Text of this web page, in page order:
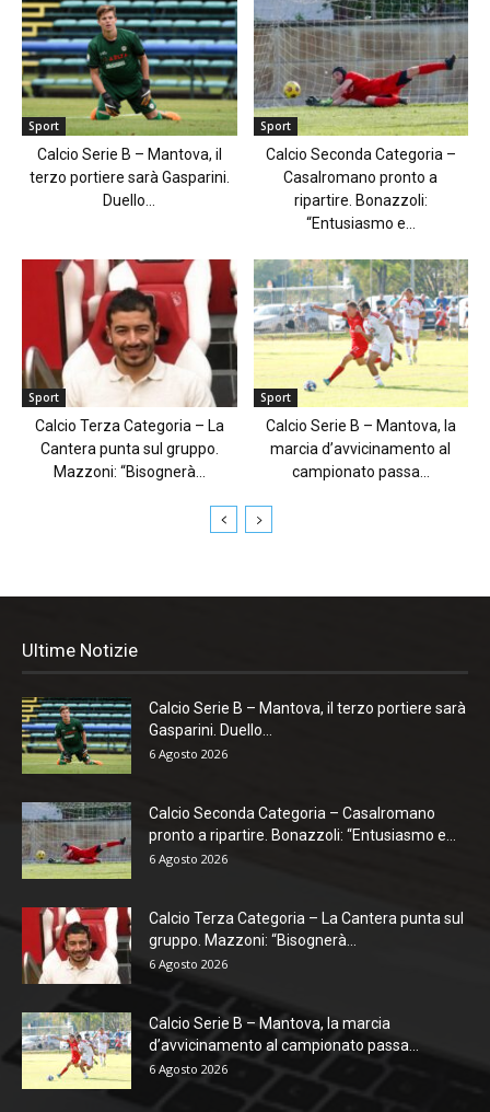
Sport
Calcio Serie B – Mantova, il
terzo portiere sarà Gasparini.
Duello...
Sport
Calcio Seconda Categoria –
Casalromano pronto a
ripartire. Bonazzoli:
“Entusiasmo e...
Sport
Calcio Terza Categoria – La
Cantera punta sul gruppo.
Mazzoni: “Bisognerà...
Sport
Calcio Serie B – Mantova, la
marcia d’avvicinamento al
campionato passa...
Ultime Notizie
Calcio Serie B – Mantova, il terzo portiere sarà
Gasparini. Duello...
6 Agosto 2026
Calcio Seconda Categoria – Casalromano
pronto a ripartire. Bonazzoli: “Entusiasmo e...
6 Agosto 2026
Calcio Terza Categoria – La Cantera punta sul
gruppo. Mazzoni: “Bisognerà...
6 Agosto 2026
Calcio Serie B – Mantova, la marcia
d’avvicinamento al campionato passa...
6 Agosto 2026